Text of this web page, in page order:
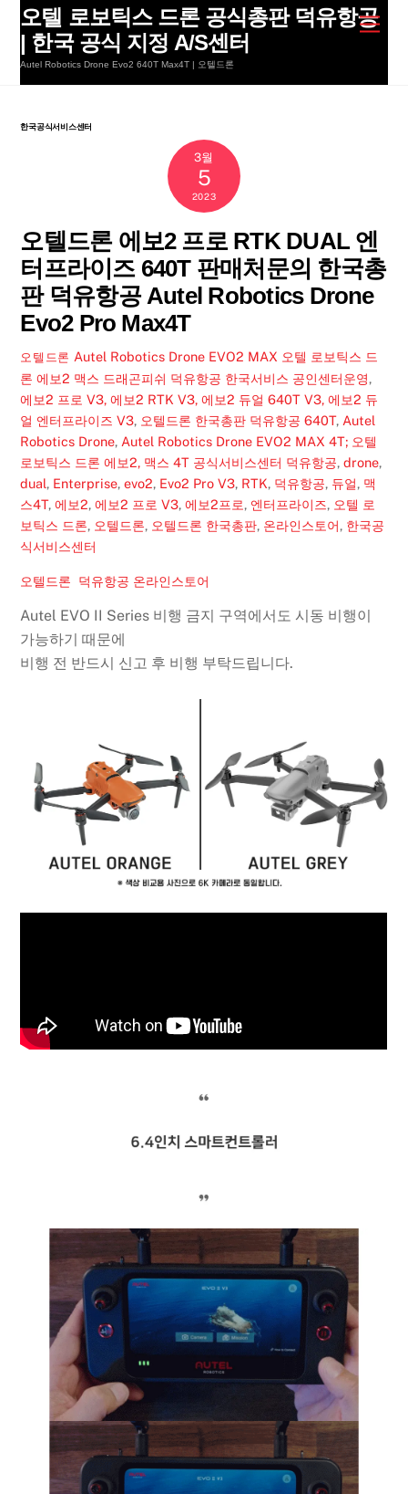
Skip
content
오텔 로보틱스 드론 공식총판 덕유항공
| 한국 공식 지정 A/S센터
Autel Robotics Drone Evo2 640T Max4T | 오텔드론
한국공식서비스센터
3월
5
2023
오텔드론 에보2 프로 RTK DUAL 엔
터프라이즈 640T 판매처문의 한국총
판 덕유항공 Autel Robotics Drone
Evo2 Pro Max4T
오텔드론 Autel Robotics Drone EVO2 MAX 오텔 로보틱스 드
론 에보2 맥스 드래곤피쉬 덕유항공 한국서비스 공인센터운영,
에보2 프로 V3, 에보2 RTK V3, 에보2 듀얼 640T V3, 에보2 듀
얼 엔터프라이즈 V3, 오텔드론 한국총판 덕유항공 640T, Autel
Robotics Drone, Autel Robotics Drone EVO2 MAX 4T; 오텔
로보틱스 드론 에보2, 맥스 4T 공식서비스센터 덕유항공,drone,
dual, Enterprise,evo2, Evo2 Pro V3, RTK, 덕유항공, 듀얼, 맥
스4T,에보2,에보2 프로 V3,에보2프로, 엔터프라이즈, 오텔 로
보틱스 드론, 오텔드론, 오텔드론 한국총판, 온라인스토어, 한국공
식서비스센터
오텔드론 덕유항공 온라인스토어
Autel EVO II Series 비행 금지 구역에서도 시동 비행이
가능하기 때문에
비행 전 반드시 신고 후 비행 부탁드립니다.